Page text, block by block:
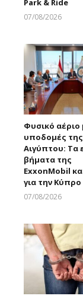
Park & Ride
07/08/2026
Φυσικό αέριο
υποδομές της
Αιγύπτου: Τα
βήματα της
ExxonMobil
για την Κύπρο
07/08/2026